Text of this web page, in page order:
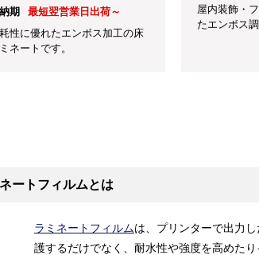
期
最短翌営業日出荷～
性に優れたエンボス加工の床
ネートです。
屋内装飾・
たエンボス
ートフィルムとは
ラミネートフィルムは、プリンターで出力
護するだけでなく、耐水性や強度を高めた